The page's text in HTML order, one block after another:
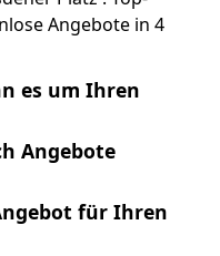
Angebote in 4
es um Ihren
Angebote
für Ihren